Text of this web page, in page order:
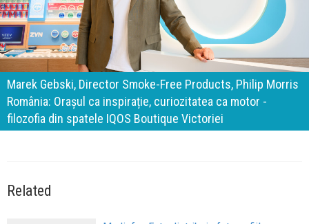
140 de ani de Mercedes-Benz. Ramona Pîrlog: Cel mai
important „test al timpului” este să inovăm constant, dar
cu aceeași responsabilitate față de oameni, siguranță și
calitate
Related